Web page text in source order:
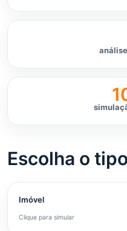
Escolha o
Imóvel
Clique para simular